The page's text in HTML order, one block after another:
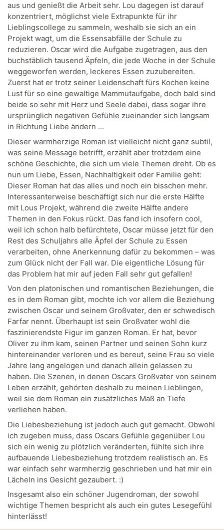
aus und genießt die Arbeit sehr. Lou dagegen ist darauf
konzentriert, möglichst viele Extrapunkte für ihr
Lieblingscollege zu sammeln, weshalb sie sich an ein
Projekt wagt, um die Essensabfälle der Schule zu
reduzieren. Oscar wird die Aufgabe zugetragen, aus den
buchstäblich tausend Äpfeln, die jede Woche in der Schule
weggeworfen werden, leckeres Essen zuzubereiten.
Zuerst hat er trotz seiner Leidenschaft fürs Kochen keine
Lust für so eine gewaltige Mammutaufgabe, doch bald sind
beide so sehr mit Herz und Seele dabei, dass sogar ihre
ursprünglich negativen Gefühle zueinander sich langsam
in Richtung Liebe ändern …
Dieser warmherzige Roman ist vielleicht nicht ganz subtil,
was seine Message betrifft, erzählt aber trotzdem eine
schöne Geschichte, die sich um viele Themen dreht. Ob es
nun um Liebe, Essen, Nachhaltigkeit oder Familie geht:
Dieser Roman hat das alles und noch ein bisschen mehr.
Interessanterweise beschäftigt sich nur die erste Hälfte
mit Lous Projekt, während die zweite Hälfte andere
Themen in den Fokus rückt. Das fand ich insofern cool,
weil ich schon halb befürchtete, Oscar müsse jetzt für den
Rest des Schuljahrs alle Äpfel der Schule zu Essen
verarbeiten, ohne Anerkennung dafür zu bekommen – was
zum Glück nicht der Fall war. Die eigentliche Lösung für
das Problem hat mir auf jeden Fall sehr gut gefallen!
Von den platonischen und romantischen Beziehungen, die
es in dem Roman gibt, mochte ich vor allem die Beziehung
zwischen Oscar und seinem Großvater, den er schwedisch
Farfar nennt. Überhaupt ist sein Großvater wohl die
faszinierendste Figur im ganzen Roman. Er hat, bevor
Oliver zu ihm kam, seinen Partner und seinen Sohn kurz
hintereinander verloren und es bereut, seine Frau so viele
Jahre lang angelogen und danach allein gelassen zu
haben. Die Szenen, in denen Oscars Großvater von seinem
Leben erzählt, gehörten deshalb zu meinen Lieblingen,
weil sie dem Roman ein zusätzliches Maß an Tiefe
verliehen haben.
Die Liebesbeziehung ist jedoch auch gut gemacht. Obwohl
ich zugeben muss, dass Oscars Gefühle gegenüber Lou
sich ein wenig zu plötzlich veränderten, fühlte sich ihre
aufbauende Liebesbeziehung trotzdem realistisch an. Es
war einfach sehr warmherzig geschrieben und hat mir ein
Lächeln ins Gesicht gezaubert. :)
Insgesamt also ein schöner Jugendroman, der sowohl
wichtige Themen bespricht als auch ein gutes Lesegefühl
hinterlässt!